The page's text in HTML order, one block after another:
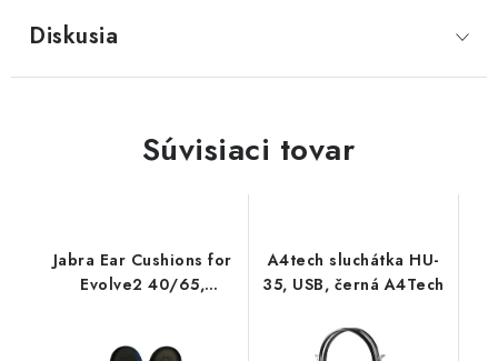
Diskusia
Súvisiaci tovar
Jabra Ear Cushions for
Evolve2 40/65,
A4tech sluchátka HU-
35, USB, černá A4Tech